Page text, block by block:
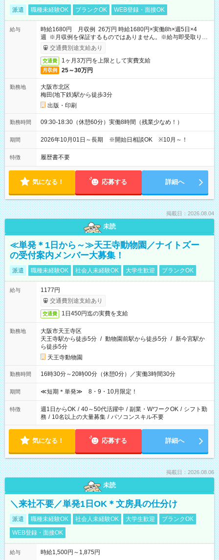
派遣 職種未経験OK ブランクOK WEB登録・面接OK
給与
時給1680円 月収例 26万円 時給1680円×実働8h×週5日×4
週 ※月収例を保証するものではありません。※給与即受取りサ
ービス利用可（利用条件有）
交通費別途支給あり
交通費 1ヶ月3万円を上限として実費支給
月収例 25～30万円
勤務地
大阪市北区
梅田(地下鉄)駅から徒歩3分
出版・印刷
勤務時間 09:30-18:30（休憩60分）実働8時間（残業少なめ！）
期間 2026年10月01日～長期 ※開始日相談OK ※10月～！
特徴 履歴書不要
気になる！ 応募する 詳細へ
掲載日：2026.08.04
未読
≪単発＊1日から～≫天王寺動物園／ナイトズー
の受付案内メンバー大募集！
派遣 職種未経験OK 社会人未経験OK 大学生歓迎 ブランクOK
給与
1177円
交通費別途支給あり
交通費 1日450円迄の実費を支給
勤務地
大阪市天王寺区
天王寺駅から徒歩5分 / 動物園前駅から徒歩5分 / 新今宮駅か
ら徒歩5分
天王寺動物園
勤務時間 16時30分～20時00分（休憩0分）／実働3時間30分
期間 ≪短期＊単発≫ 8・9・10月限定！
特徴 週1日からOK / 40～50代活躍中 / 副業・WワークOK / シフト勤
務 / 10名以上の大量募集 / パソコンスキル不要
気になる！ 応募する 詳細へ
掲載日：2026.08.06
未読
＼来社不要／単発1日OK＊文房具の仕分け
派遣 職種未経験OK 社会人未経験OK 大学生歓迎
ブランクOK
WEB登録・面接OK
給与 時給1,500円～1,875円